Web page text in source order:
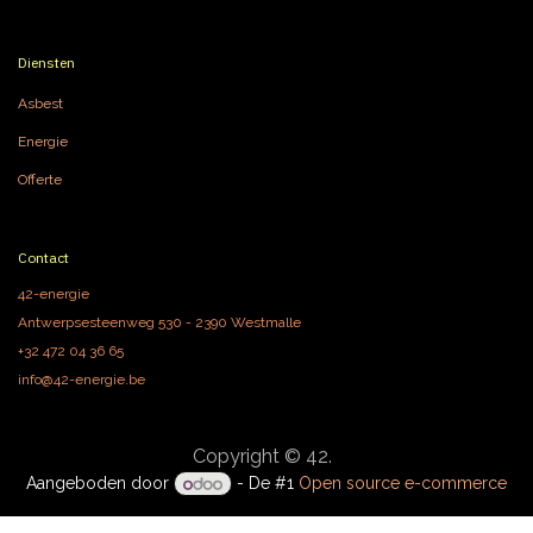
Diensten
Asbest
Energie
Offerte
Contact
42-energie
Antwerpsesteenweg 530 - 2390 Westmalle
+32 472 04 36 65
info@42-energie.be
Copyright © 42.
Aangeboden door - De #1 Open source e-commerce